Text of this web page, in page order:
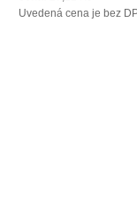
Uvedená cena je bez